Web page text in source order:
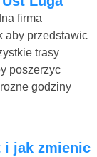
firma
aby przedstawic
trasy
poszerzyc
godziny